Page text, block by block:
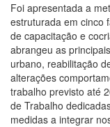
Foi apresentada a
estruturada em cinco
de capacitação e
abrangeu as
urbano, reabilitação
alterações
trabalho previsto até
de Trabalho
medidas a integrar